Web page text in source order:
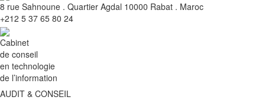
8 rue Sahnoune . Quartier Agdal 10000 Rabat . Maroc
+212 5 37 65 80 24
Cabinet
de conseil
en technologie
de l’information
AUDIT & CONSEIL